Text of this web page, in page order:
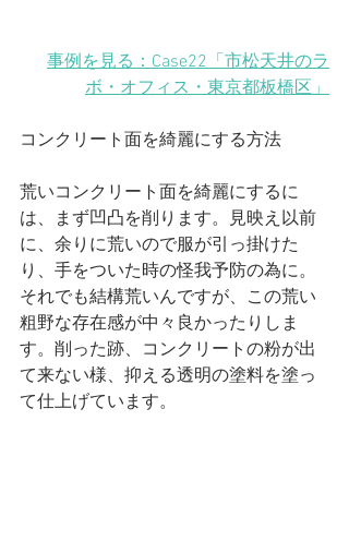
事例を見る：Case22「市松天井のラ
ボ・オフィス・東京都板橋区」
コンクリート面を綺麗にする方法
荒いコンクリート面を綺麗にするに
は、まず凹凸を削ります。見映え以前
に、余りに荒いので服が引っ掛けた
り、手をついた時の怪我予防の為に。
それでも結構荒いんですが、この荒い
粗野な存在感が中々良かったりしま
す。削った跡、コンクリートの粉が出
て来ない様、抑える透明の塗料を塗っ
て仕上げています。